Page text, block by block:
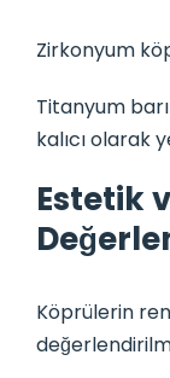
Zirkonyum
Titanyum
kalıcı olarak
Estetik
Köprülerin